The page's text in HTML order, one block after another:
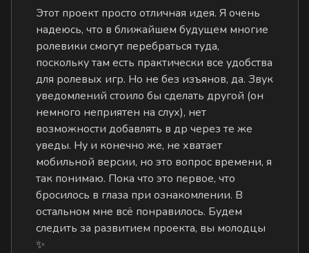
Этот проект просто отличная идея. Я очень
надеюсь, что в ближайшем будущем многие
ролевики смогут перебраться туда,
поскольку там есть практически все удобства
для ролевых игр. Но не без изъянов, да. Звук
уведомлений стоило бы сделать другой (он
немного неприятен на слух), нет
возможности добавлять в др через те же
уведы. Ну и конечно же, не хватает
мобильной версии, но это вопрос времени, я
так понимаю. Пока что это первое, что
бросилось в глаза при ознакомлении. В
остальном мне всё понравилось. Будем
следить за развитием проекта, вы молодцы
✨